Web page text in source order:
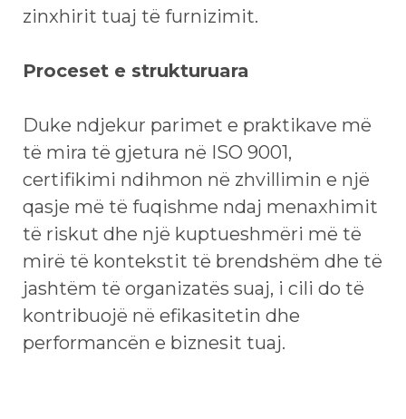
zinxhirit tuaj të furnizimit.
Proceset e strukturuara
Duke ndjekur parimet e praktikave më
të mira të gjetura në ISO 9001,
certifikimi ndihmon në zhvillimin e një
qasje më të fuqishme ndaj menaxhimit
të riskut dhe një kuptueshmëri më të
mirë të kontekstit të brendshëm dhe të
jashtëm të organizatës suaj, i cili do të
kontribuojë në efikasitetin dhe
performancën e biznesit tuaj.